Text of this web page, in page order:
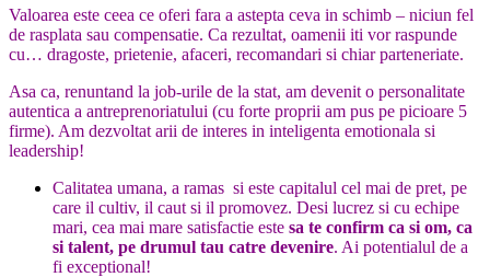
Valoarea este ceea ce oferi fara a astepta ceva in schimb – niciun fel
de rasplata sau compensatie. Ca rezultat, oamenii iti vor raspunde
cu… dragoste, prietenie, afaceri, recomandari si chiar parteneriate.
Asa ca, renuntand la job-urile de la stat, am devenit o personalitate
autentica a antreprenoriatului (cu forte proprii am pus pe picioare 5
firme). Am dezvoltat arii de interes in inteligenta emotionala si
leadership!
Calitatea umana, a ramas si este capitalul cel mai de pret, pe
care il cultiv, il caut si il promovez. Desi lucrez si cu echipe
mari, cea mai mare satisfactie este sa te confirm ca si om, ca
si talent, pe drumul tau catre devenire. Ai potentialul de a
fi exceptional!